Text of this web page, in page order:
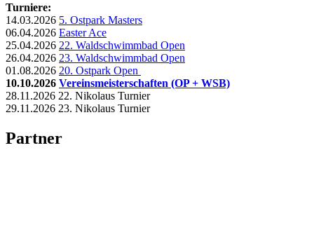
Turniere:
14.03.2026 5. Ostpark Masters
06.04.2026 Easter Ace
25.04.2026 22. Waldschwimmbad Open
26.04.2026 23. Waldschwimmbad Open
01.08.2026 20. Ostpark Open
10.10.2026 Vereinsmeisterschaften (OP + WSB)
28.11.2026 22. Nikolaus Turnier
29.11.2026 23. Nikolaus Turnier
Partner